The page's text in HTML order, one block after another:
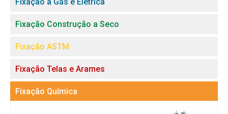
Fixação Construção a Seco
Fixação ASTM
Fixação Telas e Arames
Fixação Química